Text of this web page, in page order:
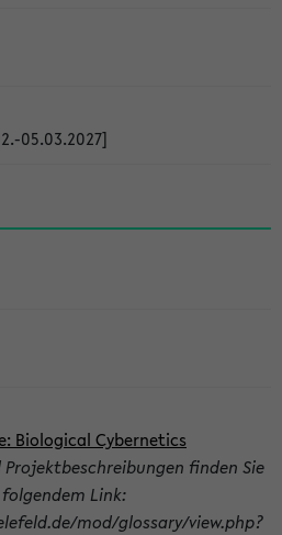
05.03.2027]
Biological Cybernetics
finden Sie
Link:
mod/glossary/view.php?